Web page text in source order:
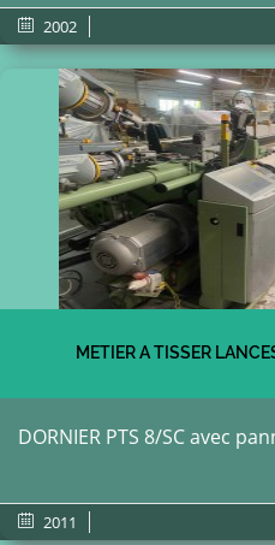
2002
METIER A TISSER
DORNIER PTS 8/SC avec
2011